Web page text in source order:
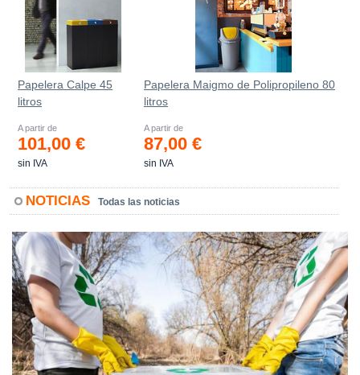
Papelera Calpe 45
litros
A partir de
101,00 €
sin IVA
Papelera Maigmo de Polipropileno 80
litros
A partir de
87,00 €
sin IVA
NOTICIAS Todas las noticias